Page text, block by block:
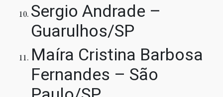
Sergio Andrade –
Guarulhos/SP
Maíra Cristina Barbosa
Fernandes – São